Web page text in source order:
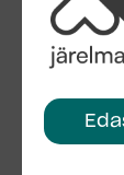
71-1 & EN
FSC-